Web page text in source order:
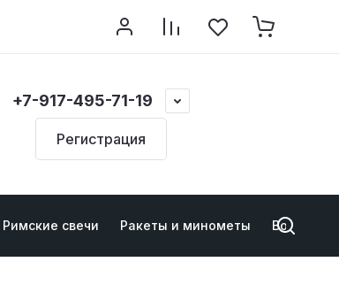
+7-917-495-71-19
Регистрация
Римские свечи Ракеты и минометы Военно-